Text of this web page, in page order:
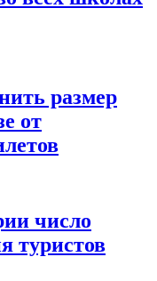
размер
от
число
туристов